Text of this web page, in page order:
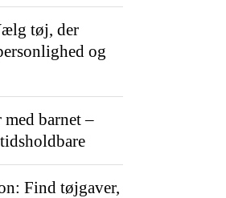
tøj, der
og
med barnet –
Find tøjgaver,